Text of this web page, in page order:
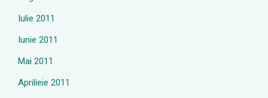
Iulie 2011
Iunie 2011
Mai 2011
Aprilieie 2011